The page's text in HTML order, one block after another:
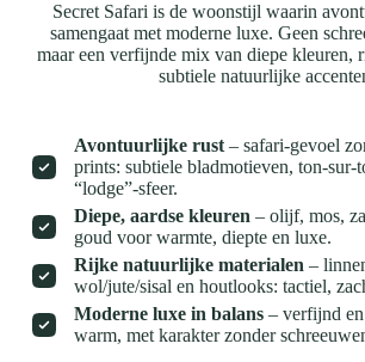
Secret Safari is de woonstijl waarin
samengaat met moderne luxe. Geen
maar een verfijnde mix van diepe kleuren,
subtiele natuurlijke
Avontuurlijke rust– safari-gevoel
prints: subtiele bladmotieven, ton-sur-
“lodge”-sfeer.
Diepe, aardse kleuren – olijf, mos,
goud voor warmte, diepte en luxe.
Rijke natuurlijke materialen –
wol/jute/sisal en houtlooks: tactiel,
Moderne luxe in balans– verfijnd en
warm, met karakter zonder